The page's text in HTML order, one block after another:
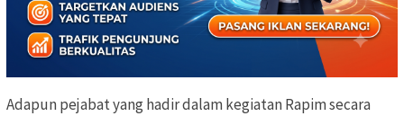
Adapun pejabat yang hadir dalam kegiatan Rapim secara